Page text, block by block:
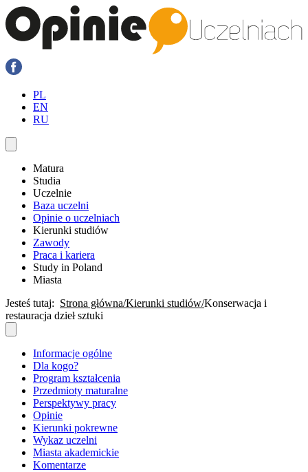
PL
EN
RU
Matura
Studia
Uczelnie
Baza uczelni
Opinie o uczelniach
Kierunki studiów
Zawody
Praca i kariera
Study in Poland
Miasta
Jesteś tutaj: Strona główna Kierunki studiów Konserwacja i
restauracja dzieł sztuki
Informacje ogólne
Dla kogo?
Program kształcenia
Przedmioty maturalne
Perspektywy pracy
Opinie
Kierunki pokrewne
Wykaz uczelni
Miasta akademickie
Komentarze